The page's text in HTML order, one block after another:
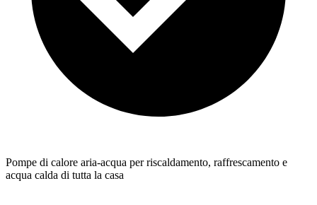
Pompe di calore aria-acqua per riscaldamento, raffrescamento e
acqua calda di tutta la casa